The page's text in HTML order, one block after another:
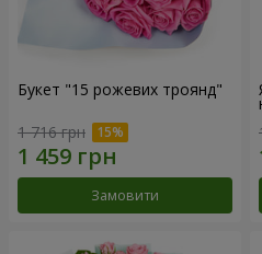
Букет "15 рожевих троянд"
1 716 грн
Замовити